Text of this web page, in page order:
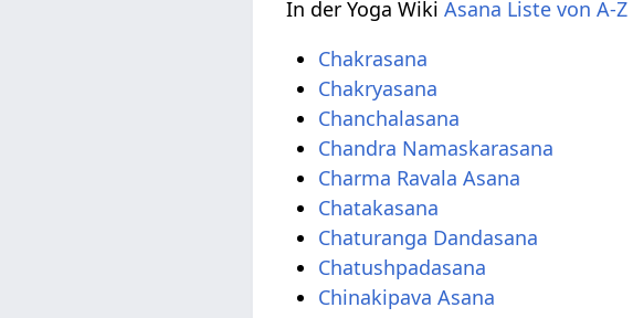
In der Yoga WikiAsana Liste von A-Z
Chakrasana
Chakryasana
Chanchalasana
Chandra Namaskarasana
Charma Ravala Asana
Chatakasana
Chaturanga Dandasana
Chatushpadasana
Chinakipava Asana